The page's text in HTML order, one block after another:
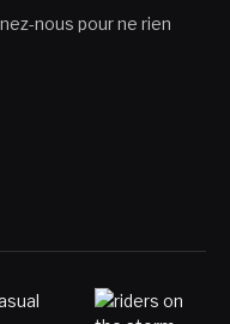
nous pour ne rien